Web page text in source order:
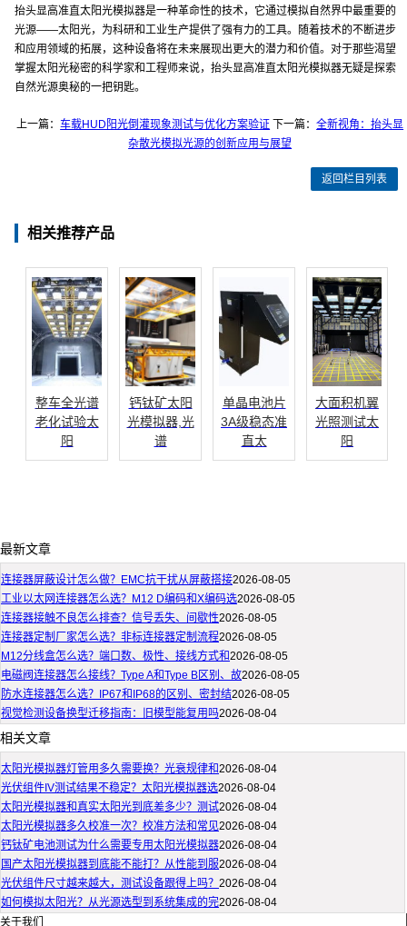
抬头显高准直太阳光模拟器是一种革命性的技术，它通过模拟自然界中最重要的
光源——太阳光，为科研和工业生产提供了强有力的工具。随着技术的不断进步
和应用领域的拓展，这种设备将在未来展现出更大的潜力和价值。对于那些渴望
掌握太阳光秘密的科学家和工程师来说，抬头显高准直太阳光模拟器无疑是探索
自然光源奥秘的一把钥匙。
上一篇：车载HUD阳光倒灌现象测试与优化方案验证 下一篇：全新视角：抬头显
杂散光模拟光源的创新应用与展望
返回栏目列表
相关推荐产品
整车全光谱
老化试验太
阳
钙钛矿太阳
光模拟器,光
谱
单晶电池片
3A级稳态准
直太
大面积机翼
光照测试太
阳
最新文章
连接器屏蔽设计怎么做？EMC抗干扰从屏蔽搭接2026-08-05
工业以太网连接器怎么选？M12 D编码和X编码选2026-08-05
连接器接触不良怎么排查？信号丢失、间歇性2026-08-05
连接器定制厂家怎么选？非标连接器定制流程2026-08-05
M12分线盒怎么选？端口数、极性、接线方式和2026-08-05
电磁阀连接器怎么接线？Type A和Type B区别、故2026-08-05
防水连接器怎么选？IP67和IP68的区别、密封结2026-08-05
视觉检测设备换型迁移指南：旧模型能复用吗2026-08-04
相关文章
太阳光模拟器灯管用多久需要换？光衰规律和2026-08-04
光伏组件IV测试结果不稳定？太阳光模拟器选2026-08-04
太阳光模拟器和真实太阳光到底差多少？测试2026-08-04
太阳光模拟器多久校准一次？校准方法和常见2026-08-04
钙钛矿电池测试为什么需要专用太阳光模拟器2026-08-04
国产太阳光模拟器到底能不能打？从性能到服2026-08-04
光伏组件尺寸越来越大，测试设备跟得上吗？ 2026-08-04
如何模拟太阳光？从光源选型到系统集成的完2026-08-04
关于我们